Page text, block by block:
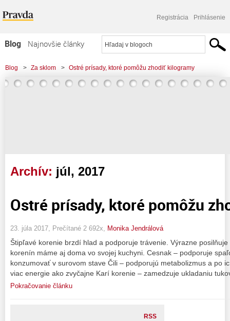
Registrácia Prihlásenie
Blog
Najnovšie články
Najčítanejšie články
Najkomentovanejšie články
Blog > Za sklom > Ostré prísady, ktoré pomôžu zhodiť kilogramy
Archív: júl, 2017
Ostré prísady, ktoré pomôžu
23. júla 2017, Prečítané 2 692x, Monika Jendrálová
Štipľavé korenie brzdí hlad a podporuje trávenie. Výrazne
korenín máme aj doma vo svojej kuchyni. Cesnak – podporuje
konzumovať v surovom stave Čili – podporujú metabolizmus a po
viac energie ako zvyčajne Karí korenie – zamedzuje ukladaniu
Pokračovanie článku
RSS